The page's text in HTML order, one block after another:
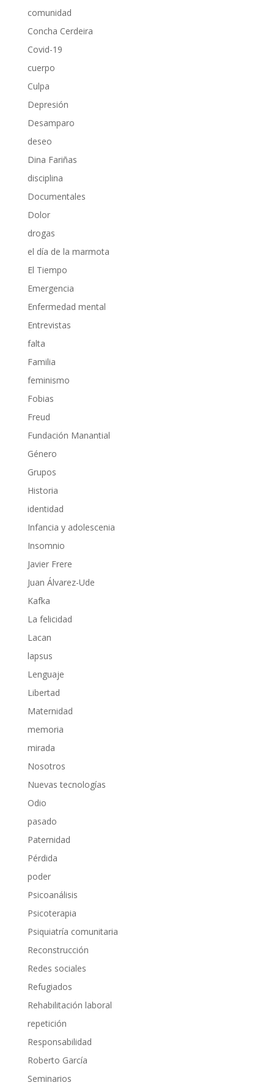
comunidad
Concha Cerdeira
Covid-19
cuerpo
Culpa
Depresión
Desamparo
deseo
Dina Fariñas
disciplina
Documentales
Dolor
drogas
el día de la marmota
El Tiempo
Emergencia
Enfermedad mental
Entrevistas
falta
Familia
feminismo
Fobias
Freud
Fundación Manantial
Género
Grupos
Historia
identidad
Infancia y adolescenia
Insomnio
Javier Frere
Juan Álvarez-Ude
Kafka
La felicidad
Lacan
lapsus
Lenguaje
Libertad
Maternidad
memoria
mirada
Nosotros
Nuevas tecnologías
Odio
pasado
Paternidad
Pérdida
poder
Psicoanálisis
Psicoterapia
Psiquiatría comunitaria
Reconstrucción
Redes sociales
Refugiados
Rehabilitación laboral
repetición
Responsabilidad
Roberto García
Seminarios